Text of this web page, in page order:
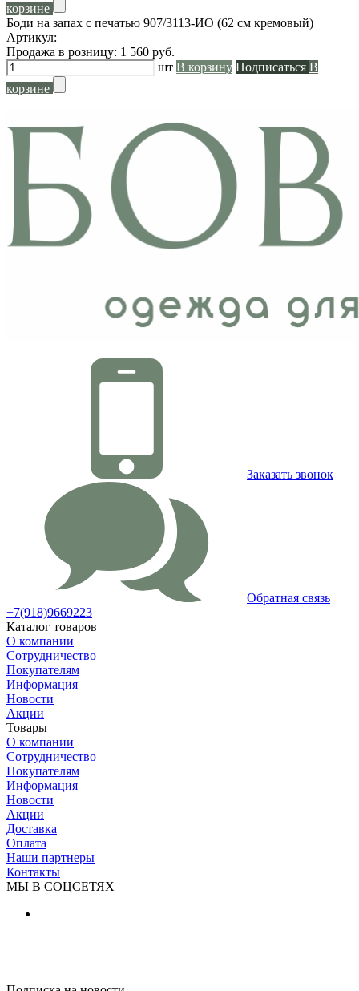
корзине
Боди на запах с печатью 907/3113-ИО (62 см кремовый)
Артикул:
Продажа в розницу: 1 560 руб.
шт В корзину Подписаться В
корзине
Заказать звонок
Обратная связь
+7(918)9669223
Каталог товаров
О компании
Сотрудничество
Покупателям
Информация
Новости
Акции
Товары
О компании
Сотрудничество
Покупателям
Информация
Новости
Акции
Доставка
Оплата
Наши партнеры
Контакты
МЫ В СОЦСЕТЯХ